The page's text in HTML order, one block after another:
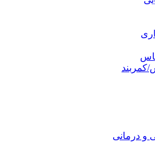
و درمانی